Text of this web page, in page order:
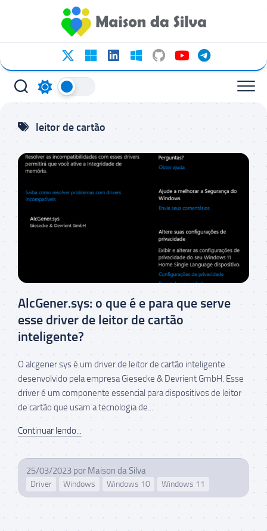
conteúdo
leitor de cartão
AlcGener.sys: o que é e para que serve
esse driver de leitor de cartão
inteligente?
O alcgener.sys é um driver de leitor de cartão inteligente
desenvolvido pela empresa Giesecke & Devrient GmbH. Esse
driver é um componente essencial para dispositivos de leitor
de cartão que usam a tecnologia de...
Continuar lendo...
25/03/2023 por Maison da Silva
Driver Windows Windows 10 Windows 11